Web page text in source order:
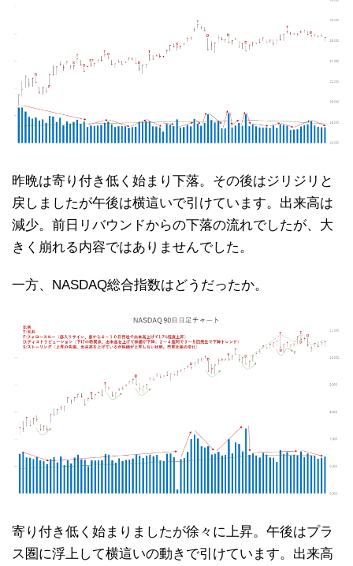
昨晩は寄り付き低く始まり下落。その後はジリジリと
戻しましたが午後は横這いで引けています。出来高は
減少。前日リバウンドからの下落の流れでしたが、大
きく崩れる内容ではありませんでした。
一方、NASDAQ総合指数はどうだったか。
寄り付き低く始まりましたが徐々に上昇。午後はプラ
ス圏に浮上して横這いの動きで引けています。出来高